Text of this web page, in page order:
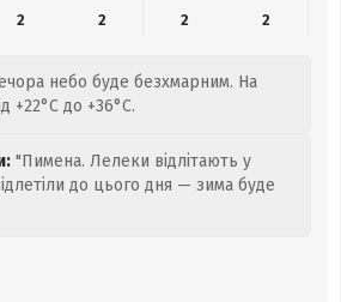
2
2 2 2
небо буде безхмарним. На
+22°C до +36°C.
"Пимена. Лелеки відлітають у
до цього дня — зима буде